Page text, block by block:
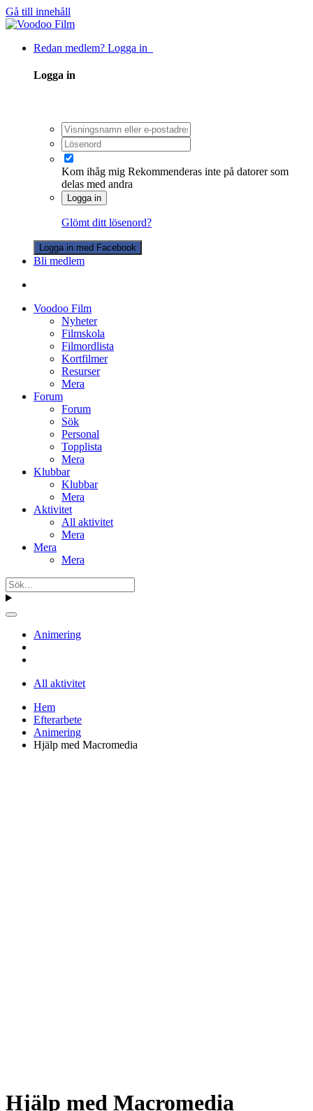
Gå till innehåll
Redan medlem? Logga in
Logga in
Kom ihåg mig Rekommenderas inte på datorer som
delas med andra
Logga in
Glömt ditt lösenord?
Logga in med Facebook
Bli medlem
Voodoo Film
Nyheter
Filmskola
Filmordlista
Kortfilmer
Resurser
Mera
Forum
Forum
Sök
Personal
Topplista
Mera
Klubbar
Klubbar
Mera
Aktivitet
All aktivitet
Mera
Mera
Mera
Animering
All aktivitet
Hem
Efterarbete
Animering
Hjälp med Macromedia
Hjälp med Macromedia